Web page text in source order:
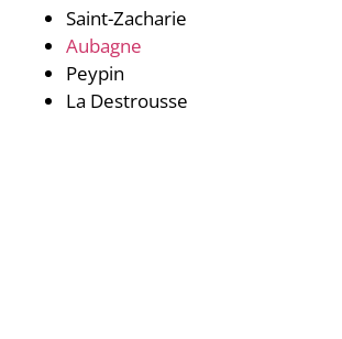
Saint-Zacharie
Aubagne
Peypin
La Destrousse